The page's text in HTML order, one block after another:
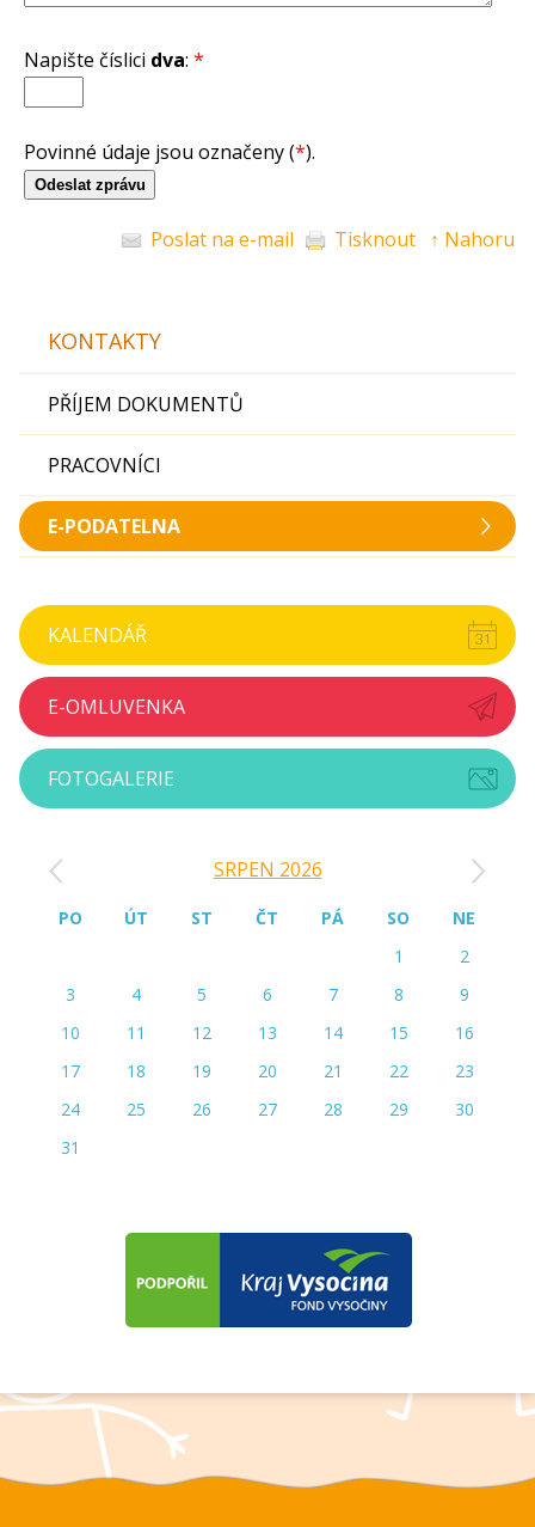
Napište číslici dva: *
Povinné údaje jsou označeny (*).
Poslat na e-mail Tisknout ↑ Nahoru
KONTAKTY
PŘÍJEM DOKUMENTŮ
PRACOVNÍCI
E-PODATELNA
KALENDÁŘ
E-OMLUVENKA
FOTOGALERIE
SRPEN 2026
PO ÚT ST ČT PÁ SO
NE
1
2
3
4 5 6 7 8
9
10
11 12 13 14 15
16
17
18 19 20 21 22
23
24
25 26 27 28 29
30
31